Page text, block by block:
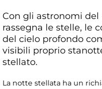
Con gli astronomi
rassegna le stelle, le
del cielo profondo
visibili proprio
stellato.
La notte stellata ha un